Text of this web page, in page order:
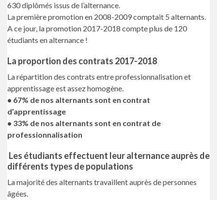
630 diplômés issus de l’alternance.
La première promotion en 2008-2009 comptait 5 alternants.
A ce jour, la promotion 2017-2018 compte plus de 120
étudiants en alternance !
La proportion des contrats 2017-2018
La répartition des contrats entre professionnalisation et
apprentissage est assez homogène.
• 67% de nos alternants sont en contrat
d’apprentissage
• 33% de nos alternants sont en contrat de
professionnalisation
Les étudiants effectuent leur alternance auprès de
différents types de populations
La majorité des alternants travaillent auprès de personnes
âgées.